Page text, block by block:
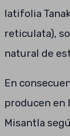
latifolia
reticulata),
natural de
En
producen en
Misantla